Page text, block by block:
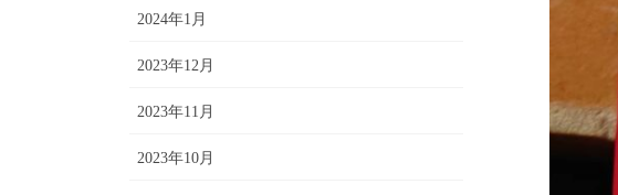
2024年1月
2023年12月
2023年11月
2023年10月